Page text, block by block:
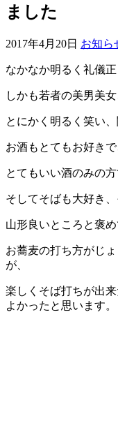
ました
2017年4月20日 お知ら
なかなか明るく礼儀正
しかも若者の美男美
とにかく明るく笑い、
お酒もとてもお好き
とてもいい酒のみの方
そしてそばも大好き
山形良いところと褒
お蕎麦の打ち方がじ
が、
楽しくそば打ちが出
よかったと思います。